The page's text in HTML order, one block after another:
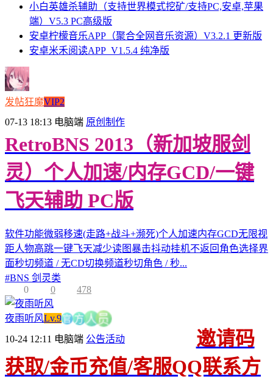
小白英雄杀辅助（支持世界模式挖矿/支持PC,安卓,苹果
端）V5.3 PC高级版
安卓柠檬音乐APP（聚合全网音乐资源）V3.2.1 更新版
安卓米禾阅读APP_V1.5.4 纯净版
发帖狂魔VIP2
07-13 18:13 电脑端 原创制作
RetroBNS 2013（新加坡服剑
灵）个人加速/内存GCD/一键
飞天辅助 PC版
软件功能微弱移速(走路+战斗+濒死)个人加速内存GCD无限视
距人物高跳一键飞天减少读图暴击抖动挂机不返回角色选择界
面秒切频道 / 无CD切换频道秒切角色 / 秒...
#BNS 剑灵类
0
0 478
夜雨听风Lv.9官 方 人 员
10-24 12:11 电脑端 公告活动
邀请码
获取/金币充值/客服QQ联系方